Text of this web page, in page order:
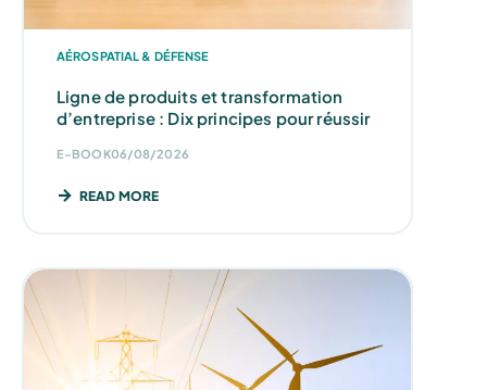
AÉROSPATIAL & DÉFENSE
Ligne de produits et transformation
d’entreprise : Dix principes pour réussir
E-BOOK06/08/2026
READ MORE